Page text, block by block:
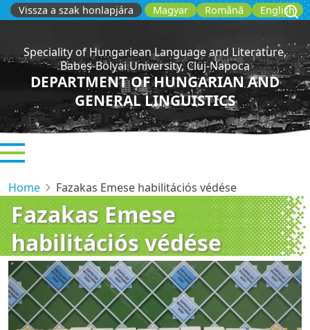
Skip
to
content
Magyar Română English
Vissza a szak honlapjára
Speciality of Hungariean Language and Literature,
Babeș-Bolyai University, Cluj-Napoca
DEPARTMENT OF HUNGARIAN AND
GENERAL LINGUISTICS
Home Fazakas Emese habilitációs védése
Fazakas Emese
habilitációs védése